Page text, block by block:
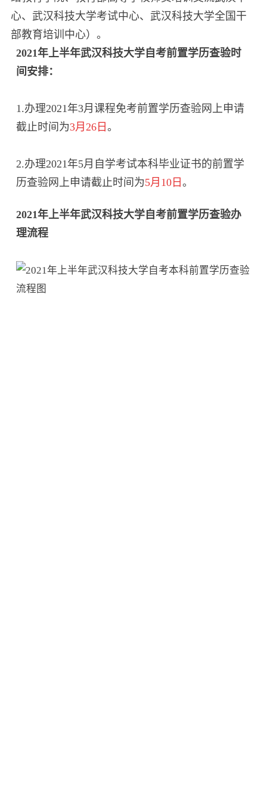
心、武汉科技大学考试中心、武汉科技大学全国干
部教育培训中心）。
2021年上半年武汉科技大学自考前置学历查验时
间安排：
1.办理2021年3月课程免考前置学历查验网上申请
截止时间为3月26日。
2.办理2021年5月自学考试本科毕业证书的前置学
历查验网上申请截止时间为5月10日。
2021年上半年武汉科技大学自考前置学历查验办
理流程